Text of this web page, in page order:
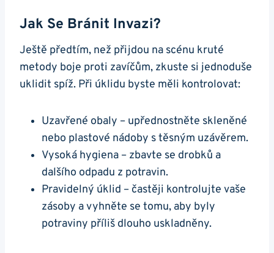
Jak Se Bránit Invazi?
Ještě předtím, než přijdou​ na scénu kruté
metody boje proti zavíčům, zkuste si jednoduše
uklidit spíž. Při úklidu‍ byste měli ​kontrolovat:
Uzavřené obaly – upřednostněte skleněné
nebo plastové nádoby s⁤ těsným uzávěrem.
Vysoká hygiena – zbavte ​se drobků a
dalšího odpadu z potravin.
Pravidelný úklid – častěji kontrolujte vaše
zásoby a vyhněte se tomu, aby byly
⁤potraviny příliš dlouho uskladněny.